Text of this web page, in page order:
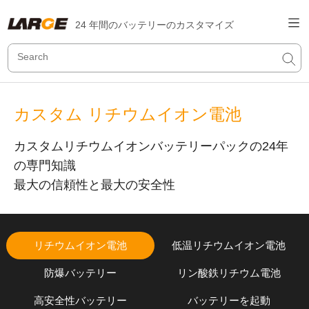
24 年間のバッテリーのカスタマイズ
カスタム リチウムイオン電池
カスタムリチウムイオンバッテリーパックの24年
の専門知識
最大の信頼性と最大の安全性
リチウムイオン電池 低温リチウムイオン電池
防爆バッテリー リン酸鉄リチウム電池
高安全性バッテリー バッテリーを起動